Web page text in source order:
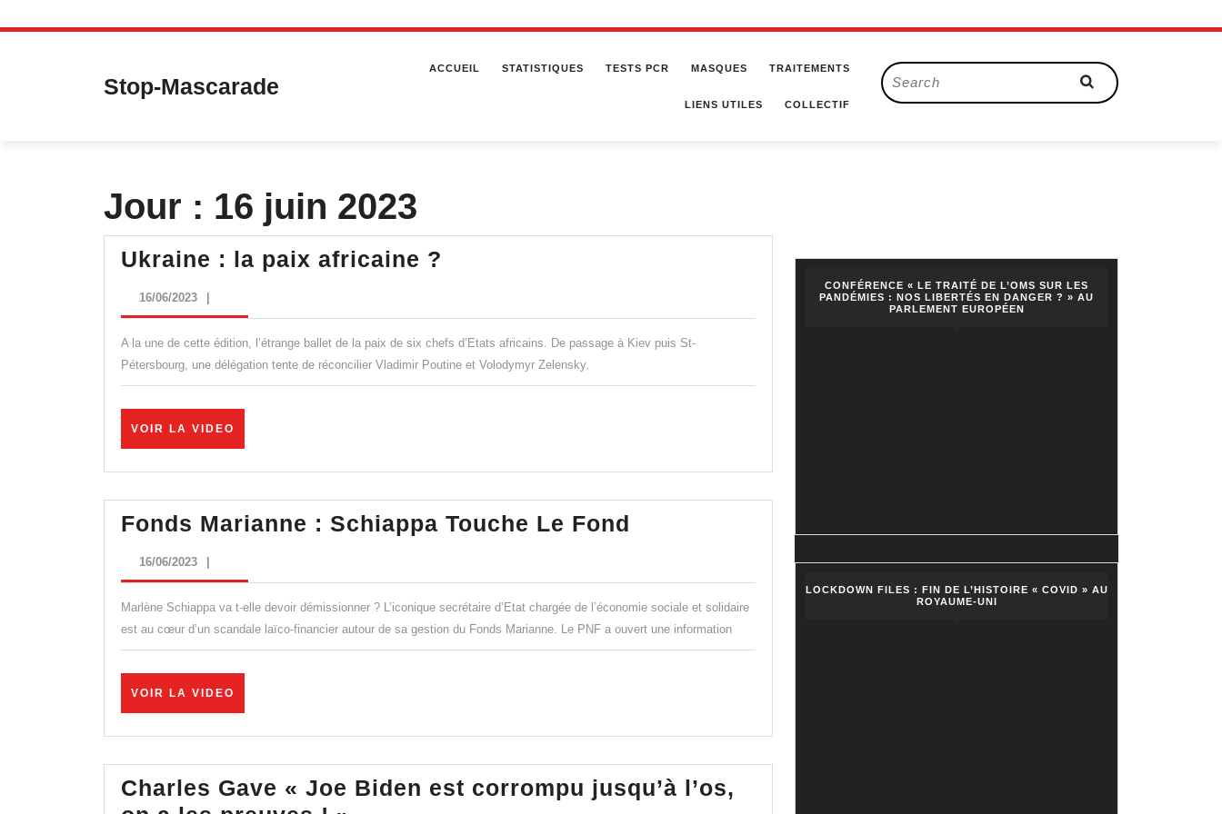
Skip
Stop-Mascarade
ACCUEIL STATISTIQUES TESTS PCR MASQUES TRAITEMENTS
LIENS UTILES COLLECTIF
Search
for:
Jour : 16 juin 2023
Ukraine : la paix africaine ?
la
paix
africaine
?
16/06/202316/06/2023
A la une de cette édition, l’étrange ballet de la paix de six chefs d’Etats africains. De passage à Kiev puis St-
Pétersbourg, une délégation tente de réconcilier Vladimir Poutine et Volodymyr Zelensky.
VOIR LA VIDEO
Fonds Marianne : Schiappa Touche Le Fond
:
Schiappa
Touche
Le
16/06/202316/06/2023
Marlène Schiappa va t-elle devoir démissionner ? L’iconique secrétaire d’Etat chargée de l’économie sociale et solidaire
est au cœur d’un scandale laïco-financier autour de sa gestion du Fonds Marianne. Le PNF a ouvert une information
VOIR LA VIDEO
Charles Gave « Joe Biden est corrompu jusqu’à l’os,
CONFÉRENCE « LE TRAITÉ DE L’OMS SUR LES
PANDÉMIES : NOS LIBERTÉS EN DANGER ? » AU
PARLEMENT EUROPÉEN
LOCKDOWN FILES : FIN DE L’HISTOIRE « COVID » AU
ROYAUME-UNI